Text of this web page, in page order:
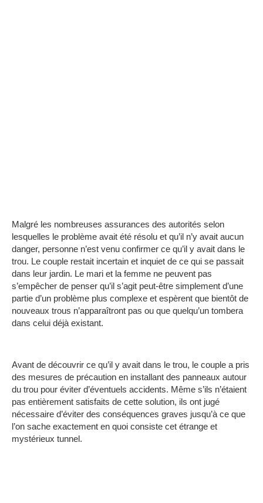
Malgré les nombreuses assurances des autorités selon
lesquelles le problème avait été résolu et qu’il n’y avait aucun
danger, personne n’est venu confirmer ce qu’il y avait dans le
trou. Le couple restait incertain et inquiet de ce qui se passait
dans leur jardin. Le mari et la femme ne peuvent pas
s’empêcher de penser qu’il s’agit peut-être simplement d’une
partie d’un problème plus complexe et espèrent que bientôt de
nouveaux trous n’apparaîtront pas ou que quelqu’un tombera
dans celui déjà existant.
Avant de découvrir ce qu’il y avait dans le trou, le couple a pris
des mesures de précaution en installant des panneaux autour
du trou pour éviter d’éventuels accidents. Même s’ils n’étaient
pas entièrement satisfaits de cette solution, ils ont jugé
nécessaire d’éviter des conséquences graves jusqu’à ce que
l’on sache exactement en quoi consiste cet étrange et
mystérieux tunnel.